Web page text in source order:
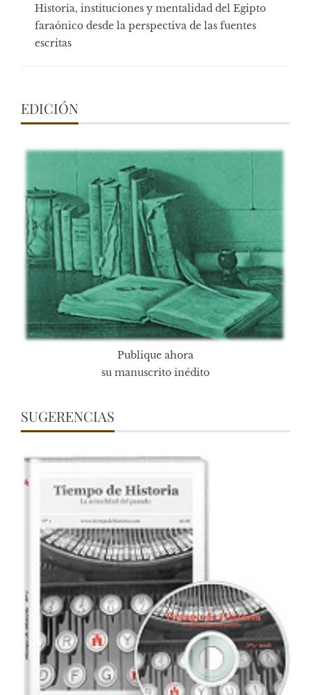
Historia, instituciones y mentalidad del Egipto
faraónico desde la perspectiva de las fuentes
escritas
EDICIÓN
Publique ahora
su manuscrito inédito
SUGERENCIAS